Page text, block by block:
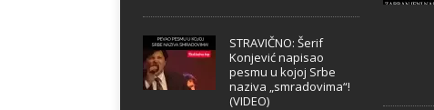
STRAVIČNO: Šerif
Konjević napisao
pesmu u kojoj Srbe
naziva „smradovima“!
(VIDEO)